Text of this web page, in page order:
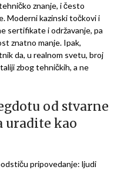
znanje, i često
Moderni kazinski točkovi i
sertifikate i održavanje, pa
znatno manje. Ipak,
da, u realnom svetu, broj
zbog tehničkih, a ne
od stvarne
uradite kao
pripovedanje: ljudi